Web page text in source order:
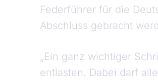
Federführer für die
Abschluss gebracht
„Ein ganz wichtiger
entlasten. Dabei darf